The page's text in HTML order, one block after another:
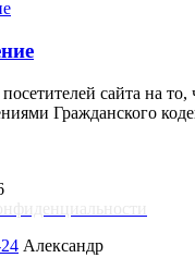
сайта на
Гражданского
Александр